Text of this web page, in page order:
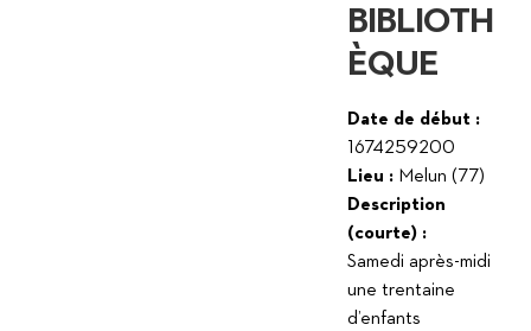
BIBLIOTH
ÈQUE
Date de début :
1674259200
Lieu :Melun (77)
Description
(courte) :
Samedi après-midi
une trentaine
d’enfants